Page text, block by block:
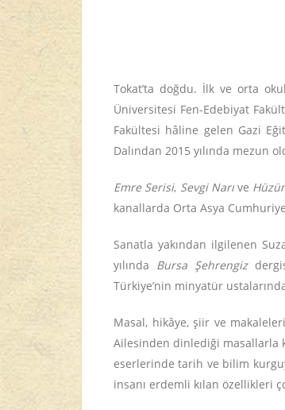
Tokat’ta doğdu. İlk ve orta
Üniversitesi Fen-Edebiyat
Fakültesi hâline gelen Gazi
Dalından 2015 yılında mezun
Emre Serisi, Sevgi Narıve
kanallarda Orta Asya
Sanatla yakından ilgilenen
yılında Bursa Şehrengiz
Türkiye’nin minyatür
Masal, hikâye, şiir ve makaleleri
Ailesinden dinlediği masallarla
eserlerinde tarih ve bilim
insanı erdemli kılan özellikleri